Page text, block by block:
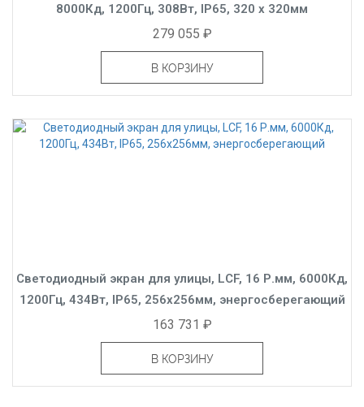
8000Кд, 1200Гц, 308Вт, IP65, 320 x 320мм
279 055 ₽
В КОРЗИНУ
Светодиодный экран для улицы, LCF, 16 Р.мм, 6000Кд,
1200Гц, 434Вт, IP65, 256x256мм, энергосберегающий
163 731 ₽
В КОРЗИНУ